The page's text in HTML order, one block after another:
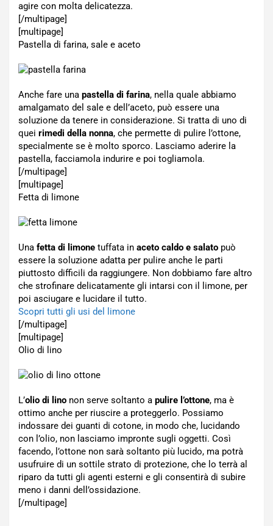
agire con molta delicatezza.
[/multipage]
[multipage]
Pastella di farina, sale e aceto
Anche fare una pastella di farina, nella quale abbiamo
amalgamato del sale e dell’aceto, può essere una
soluzione da tenere in considerazione. Si tratta di uno di
quei rimedi della nonna, che permette di pulire l’ottone,
specialmente se è molto sporco. Lasciamo aderire la
pastella, facciamola indurire e poi togliamola.
[/multipage]
[multipage]
Fetta di limone
Una fetta di limone tuffata in aceto caldo e salato può
essere la soluzione adatta per pulire anche le parti
piuttosto difficili da raggiungere. Non dobbiamo fare altro
che strofinare delicatamente gli intarsi con il limone, per
poi asciugare e lucidare il tutto.
Scopri tutti gli usi del limone
[/multipage]
[multipage]
Olio di lino
L’olio di lino non serve soltanto a pulire l’ottone, ma è
ottimo anche per riuscire a proteggerlo. Possiamo
indossare dei guanti di cotone, in modo che, lucidando
con l’olio, non lasciamo impronte sugli oggetti. Così
facendo, l’ottone non sarà soltanto più lucido, ma potrà
usufruire di un sottile strato di protezione, che lo terrà al
riparo da tutti gli agenti esterni e gli consentirà di subire
meno i danni dell’ossidazione.
[/multipage]